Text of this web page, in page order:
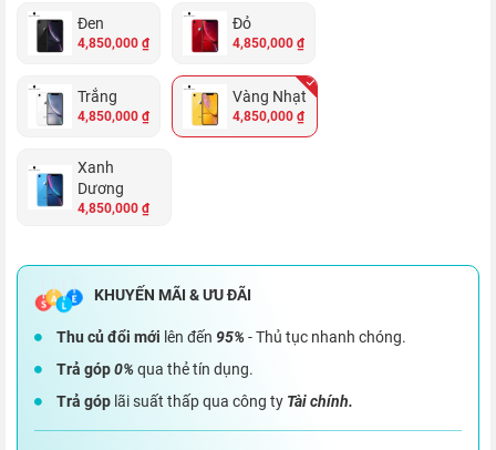
Đen
4,850,000 ₫
Đỏ
4,850,000 ₫
Trắng
4,850,000 ₫
Vàng Nhạt
4,850,000 ₫
Xanh
Dương
4,850,000 ₫
Thu củ đổi mới lên đến 95%- Thủ tục nhanh chóng.
Trả góp0%qua thẻ tín dụng.
Trả góp lãi suất thấp qua công ty Tài chính.